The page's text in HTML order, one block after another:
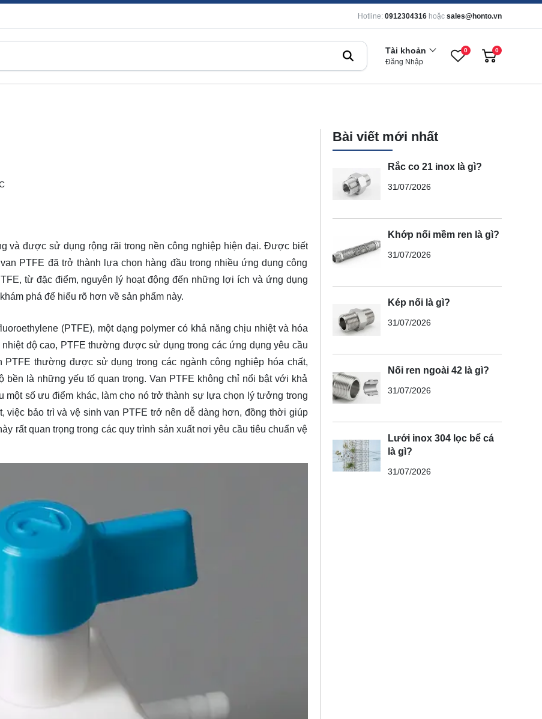
Hotline: 0912304316 hoặc sales@honto.vn
Tài khoản
Đăng Nhập
0 0
và được sử dụng rộng rãi trong nền công nghiệp hiện đại. Được biết
PTFE đã trở thành lựa chọn hàng đầu trong nhiều ứng dụng công
từ đặc điểm, nguyên lý hoạt động đến những lợi ích và ứng dụng
khám phá để hiểu rõ hơn về sản phẩm này.
(PTFE), một dạng polymer có khả năng chịu nhiệt và hóa
độ cao, PTFE thường được sử dụng trong các ứng dụng yêu cầu
thường được sử dụng trong các ngành công nghiệp hóa chất,
là những yếu tố quan trọng. Van PTFE không chỉ nổi bật với khả
một số ưu điểm khác, làm cho nó trở thành sự lựa chọn lý tưởng trong
việc bảo trì và vệ sinh van PTFE trở nên dễ dàng hơn, đồng thời giúp
rất quan trọng trong các quy trình sản xuất nơi yêu cầu tiêu chuẩn vệ
Bài viết mới nhất
Rắc co 21 inox là gì?
31/07/2026
Khớp nối mềm ren là gì?
31/07/2026
Kép nối là gì?
31/07/2026
Nối ren ngoài 42 là gì?
31/07/2026
Lưới inox 304 lọc bể cá
là gì?
31/07/2026